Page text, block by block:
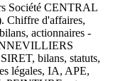
Société CENTRAL
d'affaires,
actionnaires -
bilans, statuts,
légales, IA, APE,